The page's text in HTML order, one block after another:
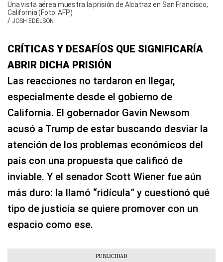
Una vista aérea muestra la prisión de Alcatraz en San Francisco,
California (Foto: AFP)
/ JOSH EDELSON
CRÍTICAS Y DESAFÍOS QUE SIGNIFICARÍA
ABRIR DICHA PRISIÓN
Las reacciones no tardaron en llegar,
especialmente desde el gobierno de
California. El gobernador Gavin Newsom
acusó a Trump de estar buscando desviar la
atención de los problemas económicos del
país con una propuesta que calificó de
inviable. Y el senador Scott Wiener fue aún
más duro: la llamó “ridícula” y cuestionó qué
tipo de justicia se quiere promover con un
espacio como ese.